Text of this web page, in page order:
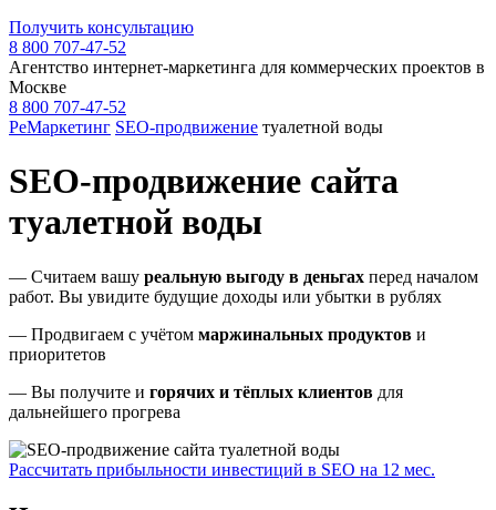
Получить консультацию
8 800 707-47-52
Агентство интернет-маркетинга для коммерческих проектов в
Москве
8 800 707-47-52
РеМаркетинг SEO-продвижение туалетной воды
SEO-продвижение сайта
туалетной воды
— Считаем вашу реальную выгоду в деньгах перед началом
работ. Вы увидите будущие доходы или убытки в рублях
— Продвигаем с учётом маржинальных продуктов и
приоритетов
— Вы получите и горячих и тёплых клиентов для
дальнейшего прогрева
Рассчитать прибыльности инвестиций в SEO на 12 мес.